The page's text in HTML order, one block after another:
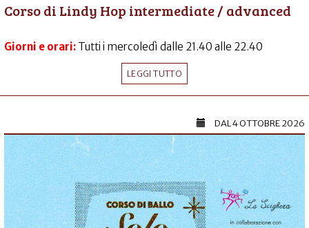
Corso di Lindy Hop intermediate / advanced
Giorni e orari: Tutti i mercoledì dalle 21.40 alle 22.40
LEGGI TUTTO
DAL4 OTTOBRE 2026